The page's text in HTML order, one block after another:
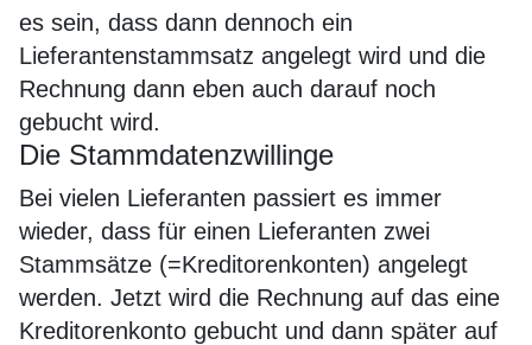
es sein, dass dann dennoch ein
Lieferantenstammsatz angelegt wird und die
Rechnung dann eben auch darauf noch
gebucht wird.
Die Stammdatenzwillinge
Bei vielen Lieferanten passiert es immer
wieder, dass für einen Lieferanten zwei
Stammsätze (=Kreditorenkonten) angelegt
werden. Jetzt wird die Rechnung auf das eine
Kreditorenkonto gebucht und dann später auf